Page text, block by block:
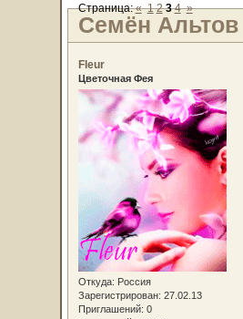
Семён Альтов
Страница:« 1 2 3 4 »
Fleur
Цветочная Фея
Откуда: Россия
Зарегистрирован: 27.02.13
Приглашений: 0